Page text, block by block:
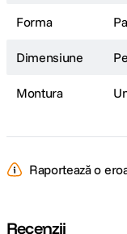
Forma
Dimensiune
Montura
Raportează o
Recenzii